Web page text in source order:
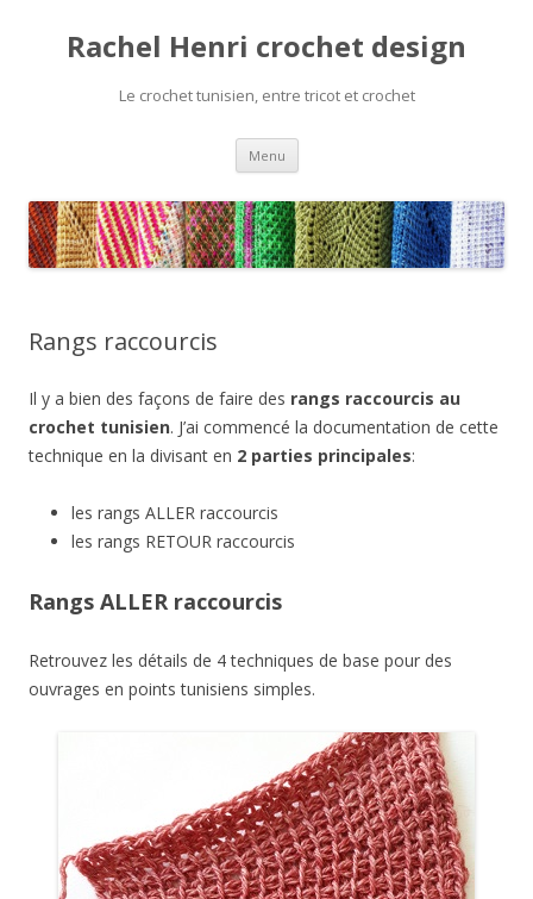
Rachel Henri crochet design
Le crochet tunisien, entre tricot et crochet
Menu Aller
contenu
Rangs raccourcis
Il y a bien des façons de faire des rangs raccourcis au
crochet tunisien. J’ai commencé la documentation de cette
technique en la divisant en 2 parties principales:
les rangs ALLER raccourcis
les rangs RETOUR raccourcis
Rangs ALLER raccourcis
Retrouvez les détails de 4 techniques de base pour des
ouvrages en points tunisiens simples.